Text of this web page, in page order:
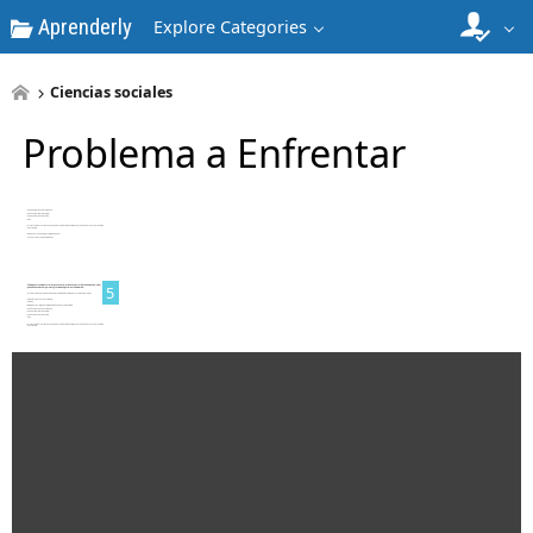
Aprenderly Explore Categories
Ciencias sociales
Problema a Enfrentar
4
5